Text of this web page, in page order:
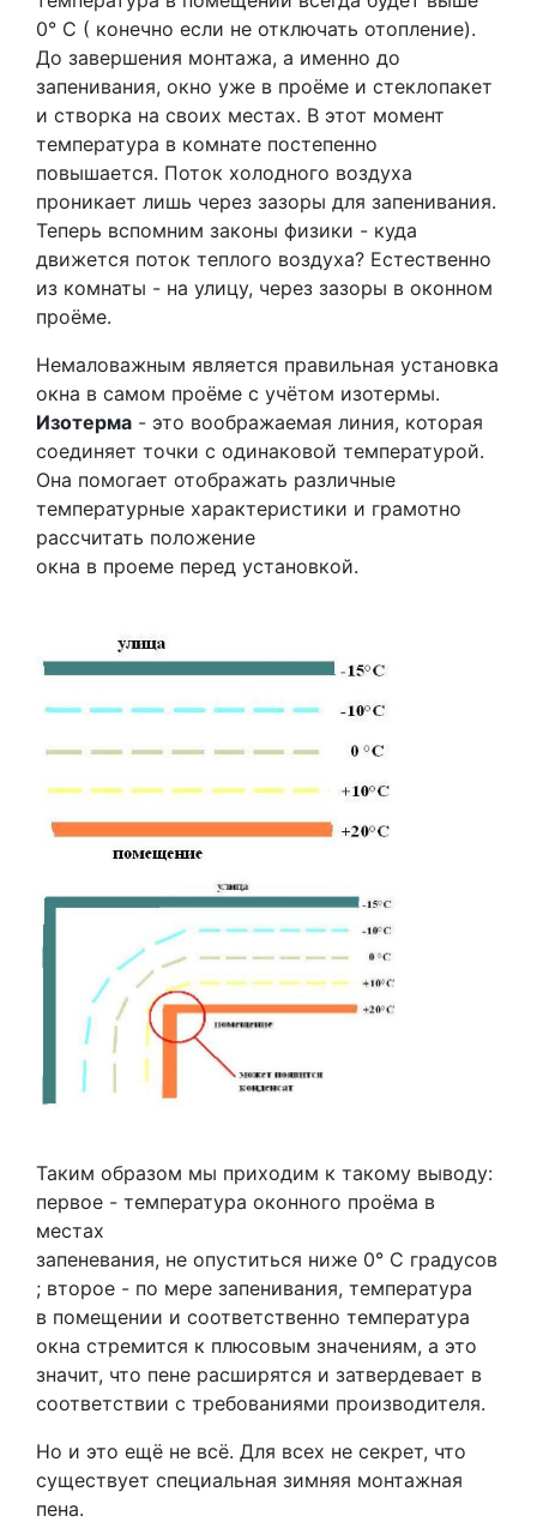
0° С ( конечно если не отключать отопление).
До завершения монтажа, а именно до
запенивания, окно уже в проёме и стеклопакет
и створка на своих местах. В этот момент
температура в комнате постепенно
повышается. Поток холодного воздуха
проникает лишь через зазоры для запенивания.
Теперь вспомним законы физики - куда
движется поток теплого воздуха? Естественно
из комнаты - на улицу, через зазоры в оконном
проёме.
Немаловажным является правильная установка
окна в самом проёме с учётом изотермы.
Изотерма - это воображаемая линия, которая
соединяет точки с одинаковой температурой.
Она помогает отображать различные
температурные характеристики и грамотно
рассчитать положение
окна в проеме перед установкой.
Таким образом мы приходим к такому выводу:
первое - температура оконного проёма в
местах
запеневания, не опуститься ниже 0° С градусов
; второе - по мере запенивания, температура
в помещении и соответственно температура
окна стремится к плюсовым значениям, а это
значит, что пене расширятся и затвердевает в
соответствии с требованиями производителя.
Но и это ещё не всё. Для всех не секрет, что
существует специальная зимняя монтажная
пена.